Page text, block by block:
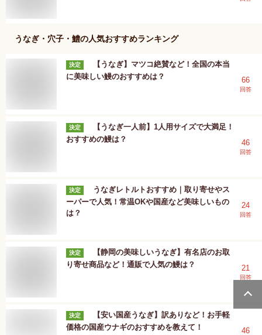
うなぎ・穴子・鱧の人気おすすめランキング
決定
【うなぎ】マツコ絶賛など！全国の本当
に美味しい鰻のおすすめは？
66
回答
決定
【うなぎ一人前】1人用サイズで大満足！
おすすめの鰻は？
46
回答
決定
うなぎレトルトおすすめ｜取り寄せやス
ーパーで人気！常温OKや国産など美味しいもの
は？
24
回答
決定
【静岡の美味しいうなぎ】有名店のお取
り寄せ商品など！通販で人気の鰻は？
21
回答
決定
【安い国産うなぎ】訳ありなど！お手軽
価格の国産ウナギのおすすめを教えて！
46